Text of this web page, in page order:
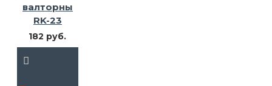
валторны
RK-23
182 руб.